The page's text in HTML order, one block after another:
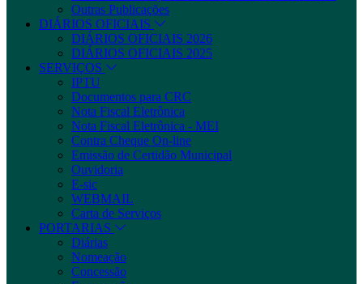
Outras Publicações
DIÁRIOS OFICIAIS
DIÁRIOS OFICIAIS 2026
DIÁRIOS OFICIAIS 2025
SERVIÇOS
IPTU
Documentos para CRC
Nota Fiscal Eletrônica
Nota Fiscal Eletrônica - MEI
Contra Cheque On-line
Emissão de Certidão Municipal
Ouvidoria
E-sic
WEBMAIL
Carta de Serviços
PORTARIAS
Diárias
Nomeação
Concessão